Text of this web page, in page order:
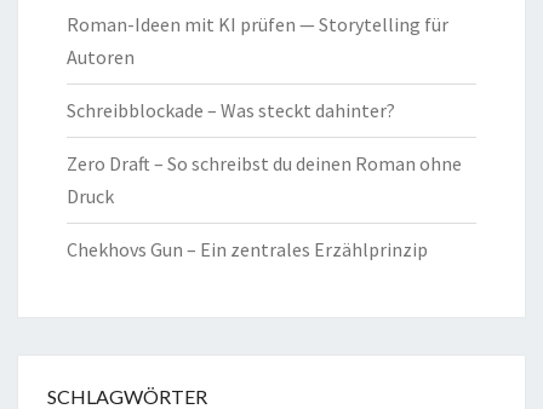
Roman-Ideen mit KI prüfen — Storytelling für
Autoren
Schreibblockade – Was steckt dahinter?
Zero Draft – So schreibst du deinen Roman ohne
Druck
Chekhovs Gun – Ein zentrales Erzählprinzip
SCHLAGWÖRTER